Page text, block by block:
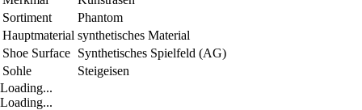
Sortiment
Phantom
Hauptmaterial synthetisches Material
Shoe Surface Synthetisches Spielfeld (AG)
Sohle
Steigeisen
Loading...
Loading...